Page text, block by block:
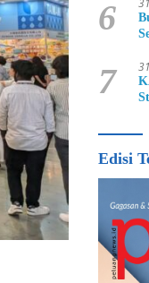
6
7
Edisi